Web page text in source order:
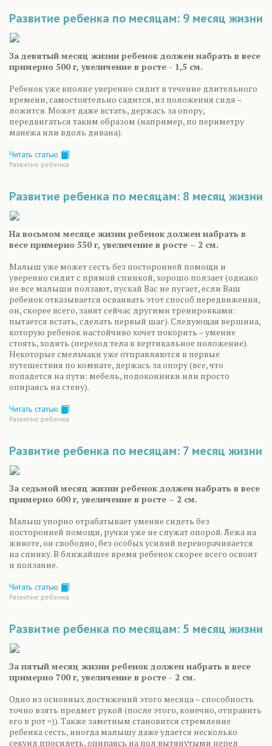
Развитие ребенка по месяцам: 9 месяц жизни
За девятый месяц жизни ребенок должен набрать в весе
примерно 500 г, увеличение в росте - 1,5 см.
Ребенок уже вполне уверенно сидит в течение длительного
времени, самостоятельно садится, из положения сидя –
ложится. Может даже встать, держась за опору,
передвигаться таким образом (например, по периметру
манежа или вдоль дивана).
Читать статью
Развитие ребенка
Развитие ребенка по месяцам: 8 месяц жизни
На восьмом месяце жизни ребенок должен набрать в
весе примерно 550 г, увеличение в росте – 2 см.
Малыш уже может сесть без посторонней помощи и
уверенно сидит с прямой спинкой, хорошо ползает (однако
не все малыши ползают, пускай Вас не пугает, если Ваш
ребенок отказывается осваивать этот способ передвижения,
он, скорее всего, занят сейчас другими тренировками:
пытается встать, сделать первый шаг). Следующая вершина,
которую ребенок настойчиво хочет покорить – умение
стоять, ходить (переход тела в вертикальное положение).
Некоторые смельчаки уже отправляются в первые
путешествия по комнате, держась за опору (все, что
попадется на пути: мебель, подоконники или просто
опираясь на стену).
Читать статью
Развитие ребенка
Развитие ребенка по месяцам: 7 месяц жизни
За седьмой месяц жизни ребенок должен набрать в весе
примерно 600 г, увеличение в росте – 2 см.
Малыш упорно отрабатывает умение сидеть без
посторонней помощи, ручки уже не служат опорой. Лежа на
животе, он свободно, без особых усилий переворачивается
на спинку. В ближайшее время ребенок скорее всего освоит
и ползание.
Читать статью
Развитие ребенка
Развитие ребенка по месяцам: 5 месяц жизни
За пятый месяц жизни ребенок должен набрать в весе
примерно 700 г, увеличение в росте - 2 см.
Одно из основных достижений этого месяца – способность
точно взять предмет рукой (после этого, конечно, отправить
его в рот =)). Также заметным становится стремление
ребенка сесть, иногда малышу даже удается несколько
секунд просидеть, опираясь на пол вытянутыми перед